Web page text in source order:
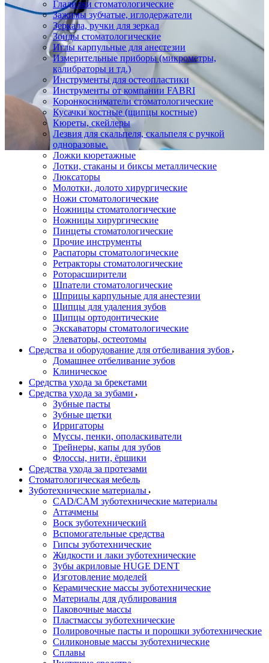
Гладилки стоматологические
Зажимы зубчатые, иглодержатели
Зеркала, ручки для зеркал
Зонды стоматологические
Иглы карпульные для анестезии
Измерительные приборы (микрометры,
калибраторы и тд.)
Инструменты для остеопластики
Инструменты от компании FABRI
Коронкосниматели стоматологические
Кусачки костные (щипцы костные)
Кюреты, скейлеры
Лезвия для скальпеля, скальпеля с ручкой
одноразовые.
Ложки кюретажные
Лотки, стаканы и биксы металлические
Люксаторы
Молотки, долото хирургические
Ножи стоматологические
Ножницы стоматологические
Ножницы хирургические
Пинцеты стоматологические
Прочие инструменты
Распаторы стоматологические
Ретракторы стоматологические
Роторасширители
Шпатели стоматологические
Шприцы карпульные для анестезии
Щипцы для удаления зубов
Щипцы ортодонтические
Экскаваторы стоматологические
Элеваторы, остеотомы
Средства и оборудование для отбеливания зубов
Домашнее отбеливание зубов
Клиническое
Средства ухода за брекетами
Средства ухода за зубами
Зубные пасты
Зубные щетки
Ирригаторы
Муссы, пенки, ополаскиватели
Трейнеры, капы для зубов
Флоссы, нити, ёршики
Средства ухода за протезами
Стоматологическая мебель
Зуботехнические материалы
CAD/CAM зуботехнические материалы
Аттачмены
Воск зуботехнический
Вспомогательные средства
Гипсы зуботехнические
Жидкости и лаки зуботехнические
Зубы акриловые HUGE DENT
Изготовление моделей
Керамические массы зуботехнические
Материалы для дублирования
Паковочные массы
Пластмассы зуботехнические
Полировочные пасты и порошки зуботехнические
Силиконовые массы зуботехнические
Сплавы